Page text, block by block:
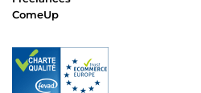
ComeUp